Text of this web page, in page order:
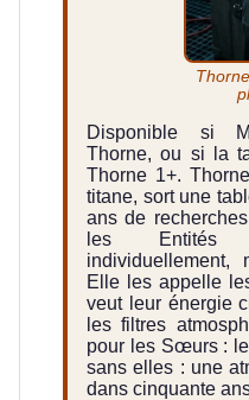
Disponible si
Thorne, ou si la
Thorne 1+.
titane, sort une
ans de
les Entités
individuellement,
Elle les appelle
veut leur énergie
les filtres
pour les Sœurs :
sans elles : une
dans cinquante